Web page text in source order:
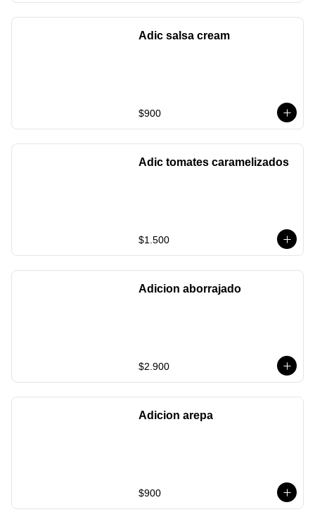
Adic salsa cream
$900
Adic tomates caramelizados
$1.500
Adicion aborrajado
$2.900
Adicion arepa
$900